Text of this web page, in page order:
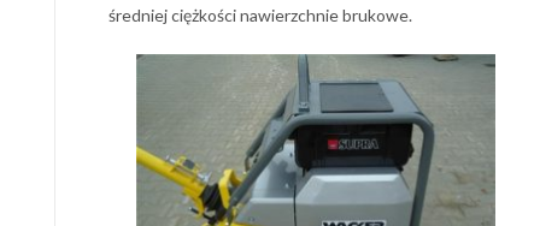
średniej ciężkości nawierzchnie brukowe.